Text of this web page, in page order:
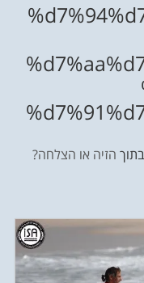
בתוך הזיה או הצלחה?